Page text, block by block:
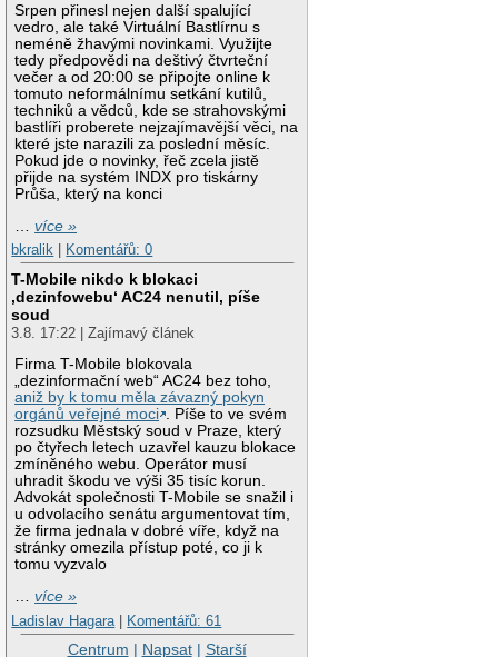
Srpen přinesl nejen další spalující
vedro, ale také Virtuální Bastlírnu s
neméně žhavými novinkami. Využijte
tedy předpovědi na deštivý čtvrteční
večer a od 20:00 se připojte online k
tomuto neformálnímu setkání kutilů,
techniků a vědců, kde se strahovskými
bastlíři proberete nejzajímavější věci, na
které jste narazili za poslední měsíc.
Pokud jde o novinky, řeč zcela jistě
přijde na systém INDX pro tiskárny
Průša, který na konci
…více »
bkralik
Komentářů: 0
T-Mobile nikdo k blokaci
‚dezinfowebu‘ AC24 nenutil, píše
soud
3.8. 17:22 | Zajímavý článek
Firma T-Mobile blokovala
„dezinformační web“ AC24 bez toho,
aniž by k tomu měla závazný pokyn
orgánů veřejné moci . Píše to ve svém
rozsudku Městský soud v Praze, který
po čtyřech letech uzavřel kauzu blokace
zmíněného webu. Operátor musí
uhradit škodu ve výši 35 tisíc korun.
Advokát společnosti T-Mobile se snažil i
u odvolacího senátu argumentovat tím,
že firma jednala v dobré víře, když na
stránky omezila přístup poté, co ji k
tomu vyzvalo
…více »
Ladislav Hagara | Komentářů: 61
Centrum | Napsat| Starší